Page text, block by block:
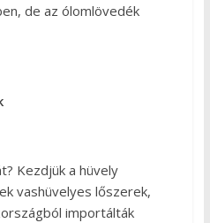
de az ólomlövedék
Kezdjük a hüvely
vashüvelyes lőszerek,
importálták